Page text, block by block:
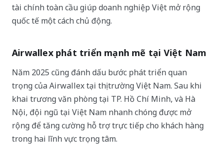
tài chính toàn cầu giúp doanh nghiệp Việt mở rộng
quốc tế một cách chủ động.
Airwallex phát triển mạnh mẽ tại Việt Nam
Năm 2025 cũng đánh dấu bước phát triển quan
trọng của Airwallex tại thị trường Việt Nam. Sau khi
khai trương văn phòng tại TP. Hồ Chí Minh, và Hà
Nội, đội ngũ tại Việt Nam nhanh chóng được mở
rộng để tăng cường hỗ trợ trực tiếp cho khách hàng
trong hai lĩnh vực trọng tâm.